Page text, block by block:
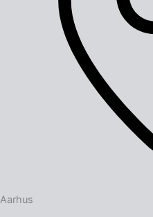
Aarhus